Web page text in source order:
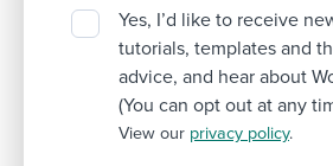
Yes, I’d like to receive
tutorials, templates and
advice, and hear about
(You can opt out at any
View our privacy policy.